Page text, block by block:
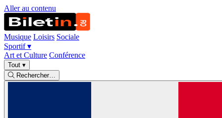
Aller au contenu
Musique Loisirs Sociale
Sportif▾
Art et Culture Conférence
Tout ▾
Rechercher…